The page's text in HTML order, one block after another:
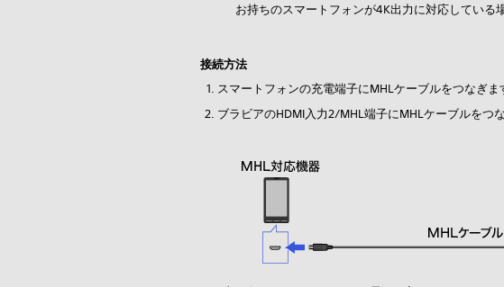
お持ちのスマートフォンが4K出力に対応している
接続方法
スマートフォンの充電端子にMHLケーブルをつなぎま
ブラビアのHDMI入力2/MHL端子にMHLケーブルをつな